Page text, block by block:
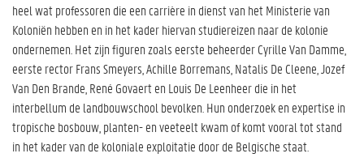
heel wat professoren die een carrière in dienst van het Ministerie van
Koloniën hebben en in het kader hiervan studiereizen naar de kolonie
ondernemen. Het zijn figuren zoals eerste beheerder Cyrille Van Damme,
eerste rector Frans Smeyers, Achille Borremans, Natalis De Cleene, Jozef
Van Den Brande, René Govaert en Louis De Leenheer die in het
interbellum de landbouwschool bevolken. Hun onderzoek en expertise in
tropische bosbouw, planten- en veeteelt kwam of komt vooral tot stand
in het kader van de koloniale exploitatie door de Belgische staat.